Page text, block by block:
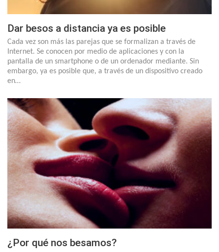
Dar besos a distancia ya es posible
Cada vez son más las parejas que se formalizan a través de
Internet. Se conocen por medio de aplicaciones y con la
pantalla de un smartphone o de un ordenador mediante. Sin
embargo, ya es posible que, a través de un dispositivo creado
en…
¿Por qué nos besamos?